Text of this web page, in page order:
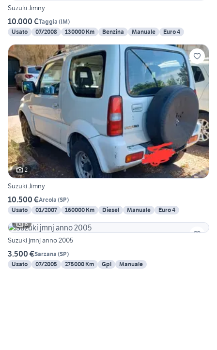
Suzuki Jimny
10.000 €Taggia (IM)
Usato
07/2008 130000 Km Benzina Manuale Euro 4
2
Suzuki Jimny
10.500 €Arcola (SP)
Usato
01/2007 160000 Km Diesel Manuale
Euro 4
6
Suzuki jmnj anno 2005
3.500 €Sarzana (SP)
Usato
07/2005 275000 Km Gpl Manuale